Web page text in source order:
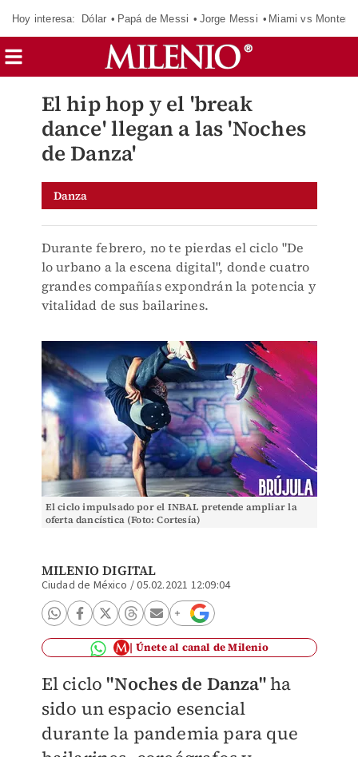
Hoy interesa: Dólar Papá de Messi Jorge Messi Miami vs
El hip hop y el 'break
dance' llegan a las 'Noches
de Danza'
Danza
Durante febrero, no te pierdas el ciclo "De
lo urbano a la escena digital", donde cuatro
grandes compañías expondrán la potencia y
vitalidad de sus bailarines.
El ciclo impulsado por el INBAL pretende ampliar la
oferta dancística (Foto: Cortesía)
MILENIO DIGITAL
Ciudad de México /05.02.2021 12:09:04
Únete al canal de Milenio
El ciclo"Noches de Danza"ha
sido un espacio esencial
durante la pandemia para que